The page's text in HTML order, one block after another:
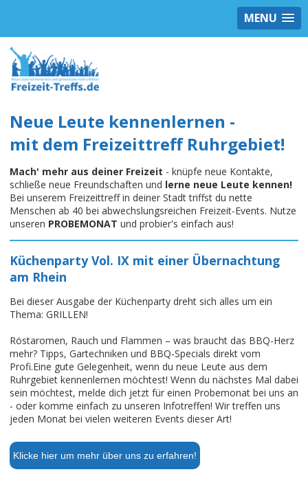
MENU
Neue Leute kennenlernen -
mit dem Freizeittreff Ruhrgebiet!
Mach' mehr aus deiner Freizeit - knüpfe neue Kontakte,
schließe neue Freundschaften und lerne neue Leute kennen!
Bei unserem Freizeittreff in deiner Stadt triffst du nette
Menschen ab 40 bei abwechslungsreichen Freizeit-Events. Nutze
unseren PROBEMONAT und probier's einfach aus!
Küchenparty Vol. IX mit einer Übernachtung
am Rhein
Bei dieser Ausgabe der Küchenparty dreht sich alles um ein
Thema: GRILLEN!
Röstaromen, Rauch und Flammen – was braucht das BBQ-Herz
mehr? Tipps, Gartechniken und BBQ-Specials direkt vom
Profi.Eine gute Gelegenheit, wenn du neue Leute aus dem
Ruhrgebiet kennenlernen möchtest! Wenn du nächstes Mal dabei
sein möchtest, melde dich jetzt für einen Probemonat bei uns an
- oder komme einfach zu unseren Infotreffen! Wir treffen uns
jeden Monat bei vielen weiteren Events dieser Art!
Klicke hier um mehr über uns zu erfahren!